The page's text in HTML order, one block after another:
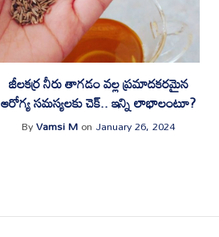
జీలకర్ర నీరు తాగడం వల్ల ప్రమాదకరమైన
ఆరోగ్య సమస్యలకు చెక్.. ఇన్ని లాభాలంటూ?
ByVamsi Mon January 26, 2024